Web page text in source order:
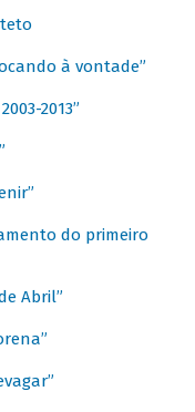
à vontade”
2013”
do primeiro
Abril”